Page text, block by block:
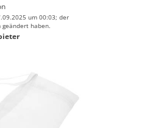
um 00:03; der
geändert haben.